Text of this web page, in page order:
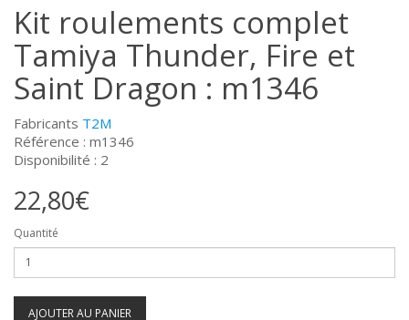
Kit roulements complet
Tamiya Thunder, Fire et
Saint Dragon : m1346
Fabricants T2M
Référence : m1346
Disponibilité : 2
22,80€
Quantité
AJOUTER AU PANIER